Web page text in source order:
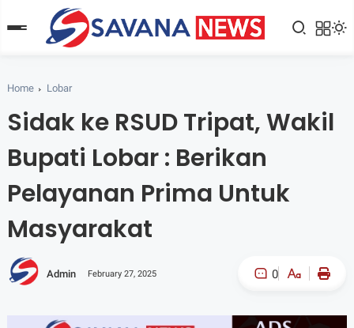
Home Lobar
Sidak ke RSUD Tripat, Wakil
Bupati Lobar : Berikan
Pelayanan Prima Untuk
Masyarakat
Admin February 27, 2025 0